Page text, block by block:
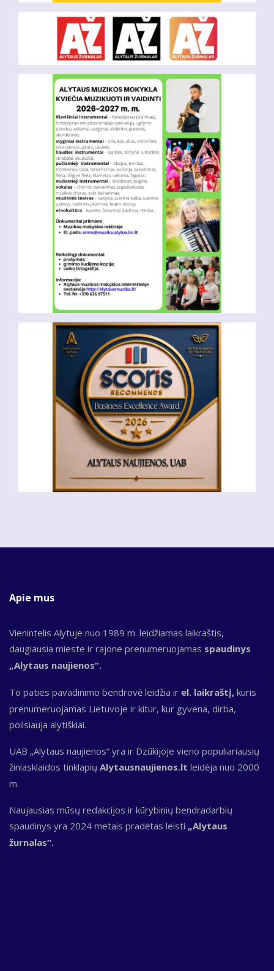
Apie mus
Vienintelis Alytuje nuo 1989 m. leidžiamas laikraštis,
daugiausia mieste ir rajone prenumeruojamas spaudinys
„Alytaus naujienos“.
To paties pavadinimo bendrovė leidžia ir el. laikraštį, kuris
prenumeruojamas Lietuvoje ir kitur, kur gyvena, dirba,
poilsiauja alytiškiai.
UAB „Alytaus naujienos“ yra ir Dzūkijoje vieno populiariausių
žiniasklaidos tinklapių Alytausnaujienos.lt leidėja nuo 2000
m.
Naujausias mūsų redakcijos ir kūrybinių bendradarbių
spaudinys yra 2024 metais pradėtas leisti „Alytaus
žurnalas“.